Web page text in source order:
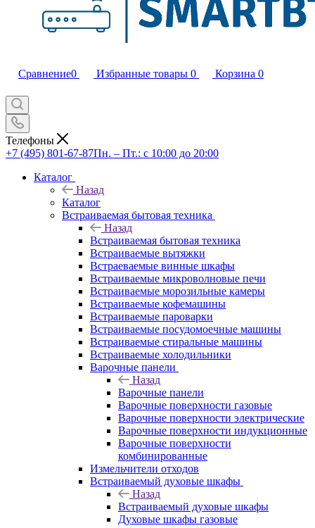
Сравнение0 Избранные товары 0 Корзина 0
Телефоны
+7 (495) 801-67-87Пн. – Пт.: с 10:00 до 20:00
Каталог
Назад
Каталог
Встраиваемая бытовая техника
Назад
Встраиваемая бытовая техника
Встраиваемые вытяжки
Встраеваемые винные шкафы
Встраиваемые микроволновые печи
Встраиваемые морозильные камеры
Встраиваемые кофемашины
Встраиваемые пароварки
Встраиваемые посудомоечные машины
Встраиваемые стиральные машины
Встраиваемые холодильники
Варочные панели
Назад
Варочные панели
Варочные поверхности газовые
Варочные поверхности электрические
Варочные поверхности индукционные
Варочные поверхности
комбинированные
Измельчители отходов
Встраиваемый духовые шкафы
Назад
Встраиваемый духовые шкафы
Духовые шкафы газовые